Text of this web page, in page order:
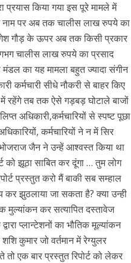
प्रयास किया गया इस पूरे मामले में
नाम पर अब तक चालीस लाख रुपये का
गौड़ के ऊपर अब तक किसी प्रकार
चालीस लाख रुपये का प्रसाद
का यह मामला बहुत ज्यादा संगीन
कर्मचारी सीधे नौकरी से बाहर किए
रहेंगे तब तक ऐसे गड़बड़ घोटाले बाजों
अधिकारी,कर्मचारियों से स्पष्ट पूछा
कर्मचारियों ने न में सिर
जैन ने उन्हें आश्वस्त किया था
को झूठा साबित कर दूंगा … तुम लोग
प्रस्तुत करो मैं बाकी सब सम्हाल
कर झुठलाया जा सकता है? क्या उन्ही
मुल्यांकन कर सत्यापित दस्तावेज
प्लान्टेशनों का भौतिक मूल्यांकन
कुमार जो वर्तमान में रेग्युलर
एक बार प्रस्तुत रिपोर्ट को लेकर